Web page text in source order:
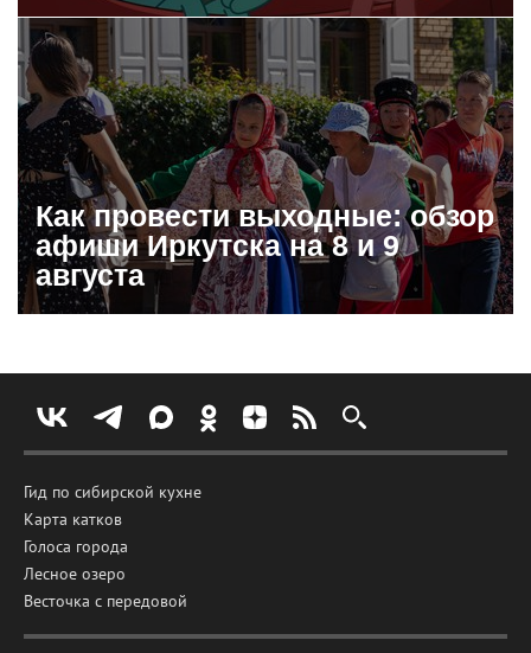
Как провести выходные: обзор
афиши Иркутска на 8 и 9
августа
Гид по сибирской кухне
Карта катков
Голоса города
Лесное озеро
Весточка с передовой